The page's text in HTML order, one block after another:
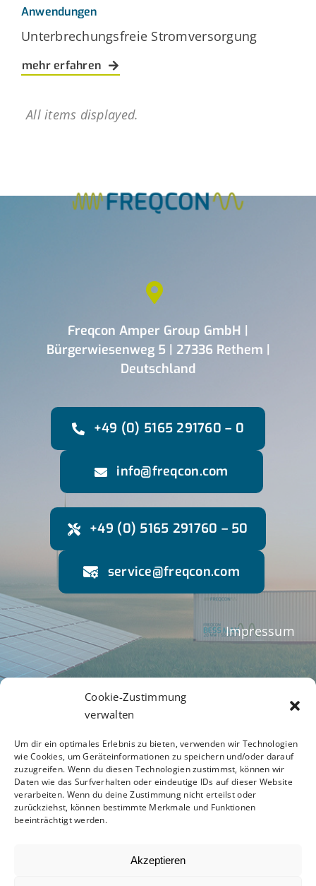
Cookie-Zustimmung
verwalten
Um dir ein optimales Erlebnis zu bieten, verwenden wir Technologien
wie Cookies, um Geräteinformationen zu speichern und/oder darauf
zuzugreifen. Wenn du diesen Technologien zustimmst, können wir
Daten wie das Surfverhalten oder eindeutige IDs auf dieser Website
verarbeiten. Wenn du deine Zustimmung nicht erteilst oder
zurückziehst, können bestimmte Merkmale und Funktionen
beeinträchtigt werden.
Akzeptieren
Anwendungen
Unterbrechungsfreie Stromversorgung
mehr erfahren
Freqcon Amper Group GmbH |
Deutschland
info@freqcon.com
+49 (0) 5165 291760 – 50
service@freqcon.com
Impressum
Geschäftsbedingungen
Datenschutzerklärung
Verhaltenskodex
Avada Website Builder